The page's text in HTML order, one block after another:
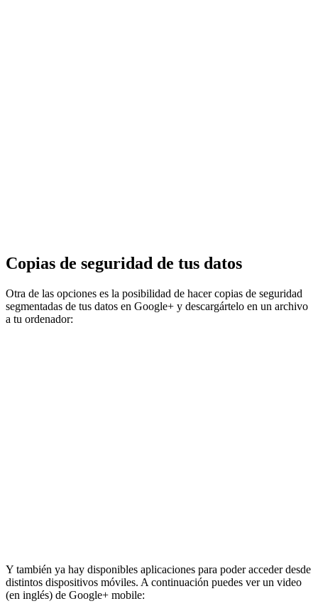
Copias de seguridad de tus datos
Otra de las opciones es la posibilidad de hacer copias de seguridad
segmentadas de tus datos en Google+ y descargártelo en un archivo
a tu ordenador:
Y también ya hay disponibles aplicaciones para poder acceder desde
distintos dispositivos móviles. A continuación puedes ver un video
(en inglés) de Google+ mobile: